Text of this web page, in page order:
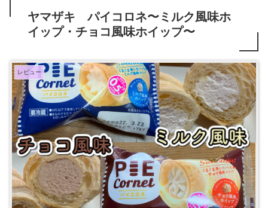
ヤマザキ パイコロネ〜ミルク風味ホ
イップ・チョコ風味ホイップ〜
レビュー